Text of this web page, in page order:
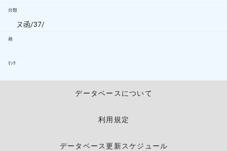
分類
ヌ函/37/
画
ﾘﾝｸ
データベースについて
利用規定
データベース更新スケジュール